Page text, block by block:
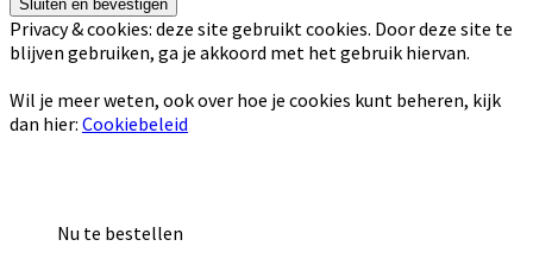
Privacy & cookies: deze site gebruikt cookies. Door deze site te
blijven gebruiken, ga je akkoord met het gebruik hiervan.
Wil je meer weten, ook over hoe je cookies kunt beheren, kijk
dan hier: Cookiebeleid
Nu te bestellen